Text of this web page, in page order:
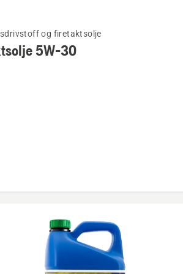
og firetaktsolje
5W-30